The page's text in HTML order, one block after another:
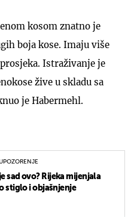
kosom znatno je
boja kose. Imaju više
Istraživanje je
žive u skladu sa
je Habermehl.
sad ovo? Rijeka mijenjala
stiglo i objašnjenje